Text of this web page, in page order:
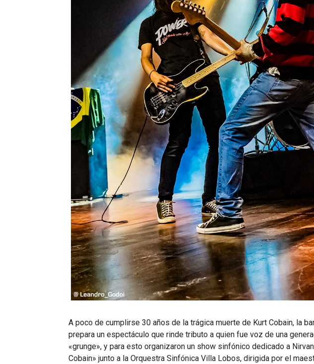
A poco de cumplirse 30 años de la trágica muerte de Kurt Cobain, la
prepara un espectáculo que rinde tributo a quien fue voz de una
«grunge», y para esto organizaron un show sinfónico dedicado a
Cobain» junto a la Orquestra Sinfónica Villa Lobos, dirigida por el